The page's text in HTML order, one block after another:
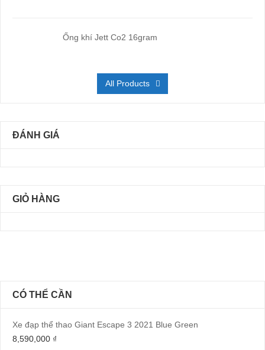
Ống khí Jett Co2 16gram
All Products
ĐÁNH GIÁ
GIỎ HÀNG
CÓ THỂ CẦN
Xe đạp thể thao Giant Escape 3 2021 Blue Green
8,590,000 ₫